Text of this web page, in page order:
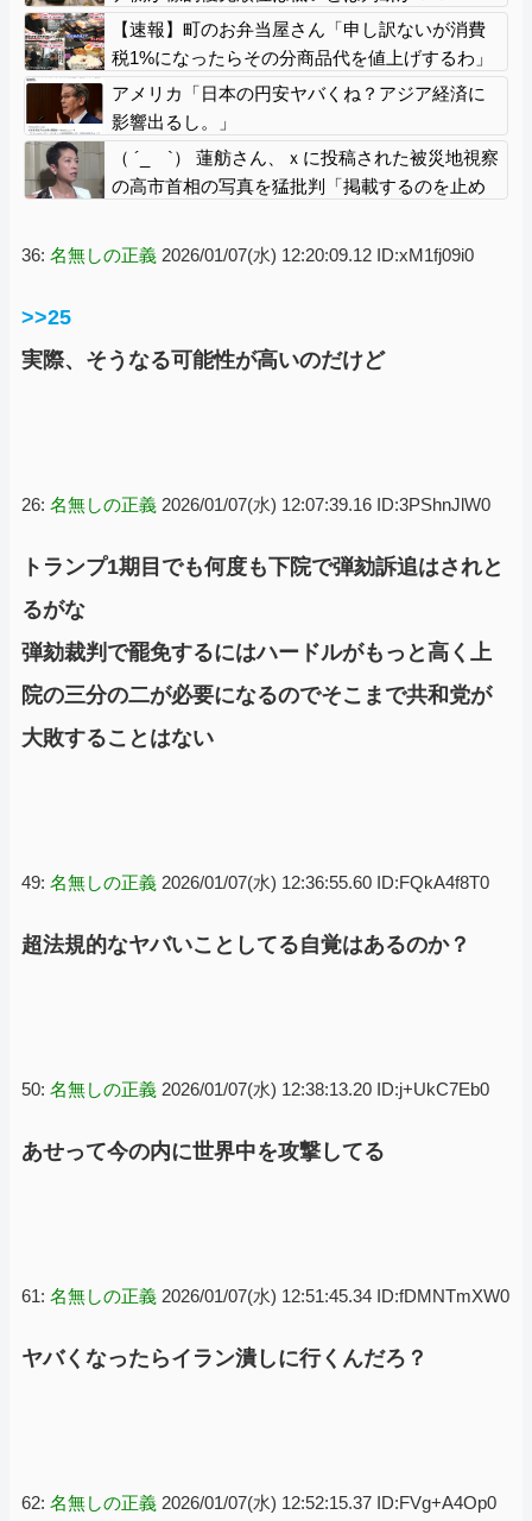
【速報】町のお弁当屋さん「申し訳ないが消費
税1%になったらその分商品代を値上げするわ」
「うちも！」
アメリカ「日本の円安ヤバくね？アジア経済に
影響出るし。」
（ ´_ゝ`） 蓮舫さん、ｘに投稿された被災地視察
の高市首相の写真を猛批判「掲載するのを止め
としています」
36: 名無しの正義 2026/01/07(水) 12:20:09.12 ID:xM1fj09i0
>>25
実際、そうなる可能性が高いのだけど
26: 名無しの正義 2026/01/07(水) 12:07:39.16 ID:3PShnJlW0
トランプ1期目でも何度も下院で弾劾訴追はされと
るがな
弾劾裁判で罷免するにはハードルがもっと高く上
院の三分の二が必要になるのでそこまで共和党が
大敗することはない
49: 名無しの正義 2026/01/07(水) 12:36:55.60 ID:FQkA4f8T0
超法規的なヤバいことしてる自覚はあるのか？
50: 名無しの正義 2026/01/07(水) 12:38:13.20 ID:j+UkC7Eb0
あせって今の内に世界中を攻撃してる
61: 名無しの正義 2026/01/07(水) 12:51:45.34 ID:fDMNTmXW0
ヤバくなったらイラン潰しに行くんだろ？
62: 名無しの正義 2026/01/07(水) 12:52:15.37 ID:FVg+A4Op0